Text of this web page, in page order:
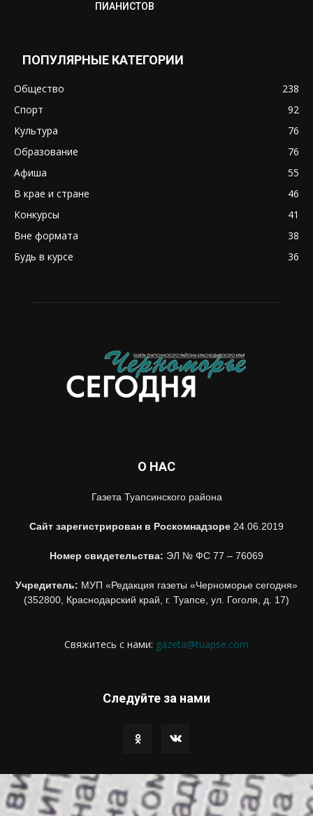
ПИАНИСТОВ
ПОПУЛЯРНЫЕ КАТЕГОРИИ
Общество
238
Спорт
92
Культура
76
Образование
76
Афиша
55
В крае и стране
46
Конкурсы
41
Вне формата
38
Будь в курсе
36
О НАС
Газета Туапсинского района
Сайт зарегистрирован в Роскомнадзоре 24.06.2019
Номер свидетельства: ЭЛ № ФС 77 – 76069
Учредитель: МУП «Редакция газеты «Черноморье сегодня»
(352800, Краснодарский край, г. Туапсе, ул. Гоголя, д. 17)
Свяжитесь с нами: gazeta@tuapse.com
Следуйте за нами